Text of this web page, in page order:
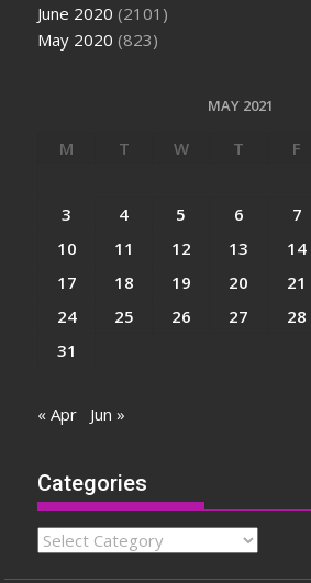
June 2020 (2101)
May 2020 (823)
MAY 2021
M T W T F
3
4 5 6 7
10
11 12 13 14
17
18 19 20 21
24
25 26 27 28
31
« Apr Jun »
Categories
Categories